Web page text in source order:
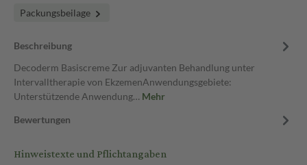
Packungsbeilage
Beschreibung
Decoderm Basiscreme Zur adjuvanten Behandlung unter
Intervalltherapie von EkzemenAnwendungsgebiete:
Unterstützende Anwendung… Mehr
Bewertungen
Hinweistexte und Pflichtangaben